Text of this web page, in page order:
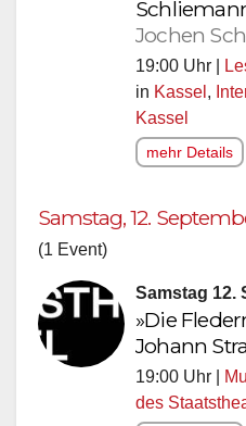
Jochen
19:00 Uhr |
in Kassel ,
Kassel
mehr Details
Samstag, 12.
(1 Event)
Samstag 12.
»Die
Johann
19:00 Uhr |
des